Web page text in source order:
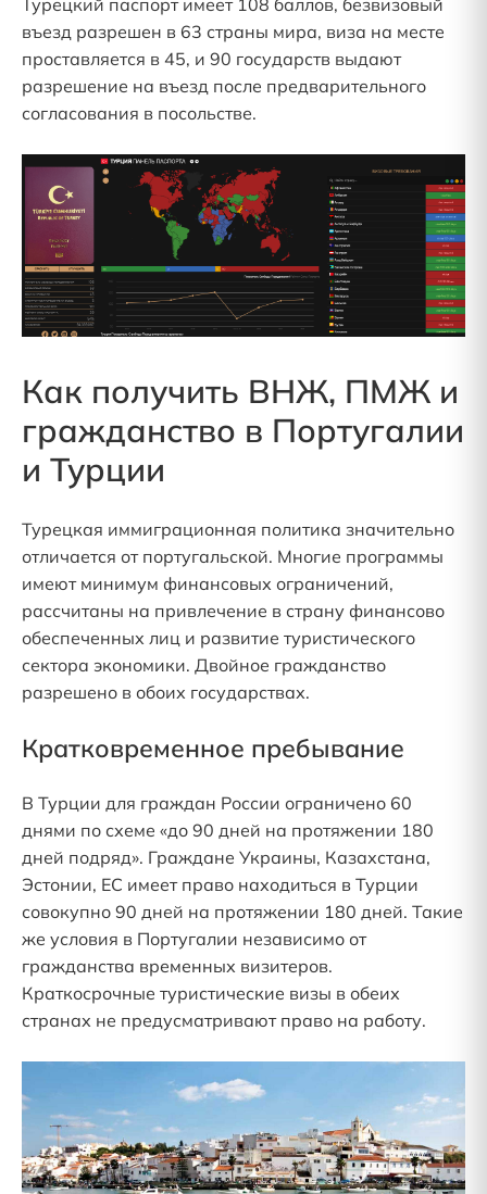
въезд разрешен в 63 страны мира, виза на месте
проставляется в 45, и 90 государств выдают
разрешение на въезд после предварительного
согласования в посольстве.
Как получить ВНЖ, ПМЖ и
гражданство в Португалии
и Турции
Турецкая иммиграционная политика значительно
отличается от португальской. Многие программы
имеют минимум финансовых ограничений,
рассчитаны на привлечение в страну финансово
обеспеченных лиц и развитие туристического
сектора экономики. Двойное гражданство
разрешено в обоих государствах.
Кратковременное пребывание
В Турции для граждан России ограничено 60
днями по схеме «до 90 дней на протяжении 180
дней подряд». Граждане Украины, Казахстана,
Эстонии, ЕС имеет право находиться в Турции
совокупно 90 дней на протяжении 180 дней. Такие
же условия в Португалии независимо от
гражданства временных визитеров.
Краткосрочные туристические визы в обеих
странах не предусматривают право на работу.